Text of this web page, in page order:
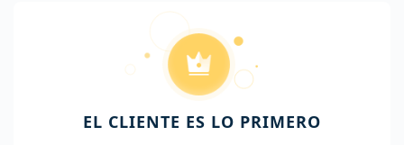
EL CLIENTE ES LO PRIMERO